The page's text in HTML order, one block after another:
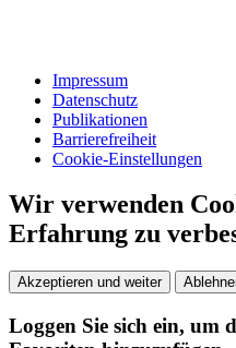
Impressum
Datenschutz
Publikationen
Barrierefreiheit
Cookie-Einstellungen
Wir verwenden
Erfahrung zu
Akzeptieren und weiter
Loggen Sie sich ein, um